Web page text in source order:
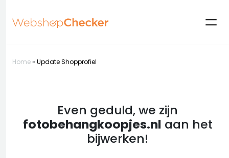
Home» Update Shopprofiel
Even geduld, we zijn
fotobehangkoopjes.nl aan het
bijwerken!